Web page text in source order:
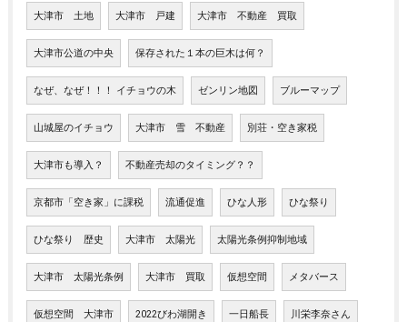
大津市 土地 大津市 戸建 大津市 不動産 買取
大津市公道の中央 保存された１本の巨木は何？
なぜ、なぜ！！！ イチョウの木 ゼンリン地図 ブルーマップ
山城屋のイチョウ 大津市 雪 不動産 別荘・空き家税
大津市も導入？ 不動産売却のタイミング？？
京都市「空き家」に課税 流通促進 ひな人形 ひな祭り
ひな祭り 歴史 大津市 太陽光 太陽光条例抑制地域
大津市 太陽光条例 大津市 買取 仮想空間 メタバース
仮想空間 大津市 2022びわ湖開き 一日船長 川栄李奈さん